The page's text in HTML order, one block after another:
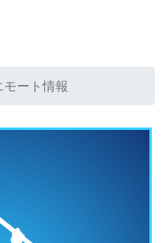
ート情報